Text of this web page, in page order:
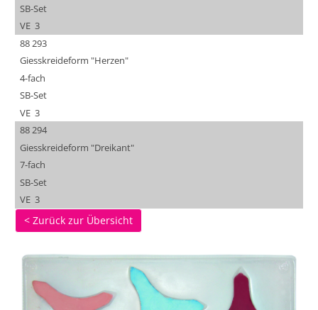
SB-Set
VE 3
88 293
Giesskreideform "Herzen"
4-fach
SB-Set
VE 3
88 294
Giesskreideform "Dreikant"
7-fach
SB-Set
VE 3
< Zurück zur Übersicht